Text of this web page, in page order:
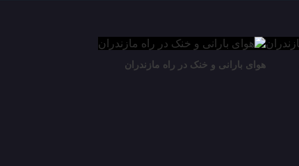
هوای بارانی و خنک در راه مازندران